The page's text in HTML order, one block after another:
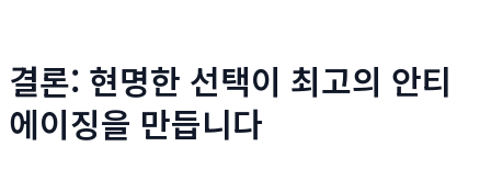
결론: 현명한 선택이 최고의 안티
에이징을 만듭니다